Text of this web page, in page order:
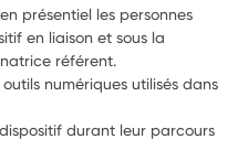
présentiel les personnes
en liaison et sous la
référent.
numériques utilisés dans
durant leur parcours